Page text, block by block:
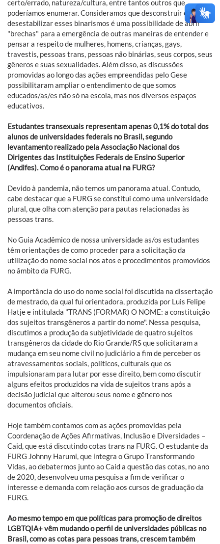
certo/errado, natureza/cultura, entre tantos outros que
poderíamos enumerar. Consideramos que desconstruir e
desestabilizar esses binarismos é uma possibilidade de abrir
"brechas" para a emergência de outras maneiras de entender e
pensar a respeito de mulheres, homens, crianças, gays,
travestis, pessoas trans, pessoas não binárias, seus corpos, seus
gêneros e suas sexualidades. Além disso, as discussões
promovidas ao longo das ações empreendidas pelo Gese
possibilitaram ampliar o entendimento de que somos
educados/as/es não só na escola, mas nos diversos espaços
educativos.
Estudantes transexuais representam apenas 0,1% do total dos
alunos de universidades federais no Brasil, segundo
levantamento realizado pela Associação Nacional dos
Dirigentes das Instituições Federais de Ensino Superior
(Andifes). Como é o panorama atual na FURG?
Devido à pandemia, não temos um panorama atual. Contudo,
cabe destacar que a FURG se constitui como uma universidade
plural, que olha com atenção para pautas relacionadas às
pessoas trans.
No Guia Acadêmico de nossa universidade as/os estudantes
têm orientações de como proceder para a solicitação da
utilização do nome social nos atos e procedimentos promovidos
no âmbito da FURG.
A importância do uso do nome social foi discutida na dissertação
de mestrado, da qual fui orientadora, produzida por Luis Felipe
Hatje e intitulada "TRANS (FORMAR) O NOME: a constituição
dos sujeitos transgêneros a partir do nome". Nessa pesquisa,
discutimos a produção da subjetividade de quatro sujeitos
transgêneros da cidade do Rio Grande/RS que solicitaram a
mudança em seu nome civil no judiciário a fim de perceber os
atravessamentos sociais, políticos, culturais que os
impulsionaram para lutar por esse direito, bem como discutir
alguns efeitos produzidos na vida de sujeitos trans após a
decisão judicial que alterou seus nome e gênero nos
documentos oficiais.
Hoje também contamos com as ações promovidas pela
Coordenação de Ações Afirmativas, Inclusão e Diversidades –
Caid, que está discutindo cotas trans na FURG. O estudante da
FURG Johnny Harumi, que integra o Grupo Transformando
Vidas, ao debatermos junto ao Caid a questão das cotas, no ano
de 2020, desenvolveu uma pesquisa a fim de verificar o
interesse e demanda com relação aos cursos de graduação da
FURG.
Ao mesmo tempo em que políticas para promoção de direitos
LGBTQIA+ vêm mudando o perfil de universidades públicas no
Brasil, como as cotas para pessoas trans, crescem também